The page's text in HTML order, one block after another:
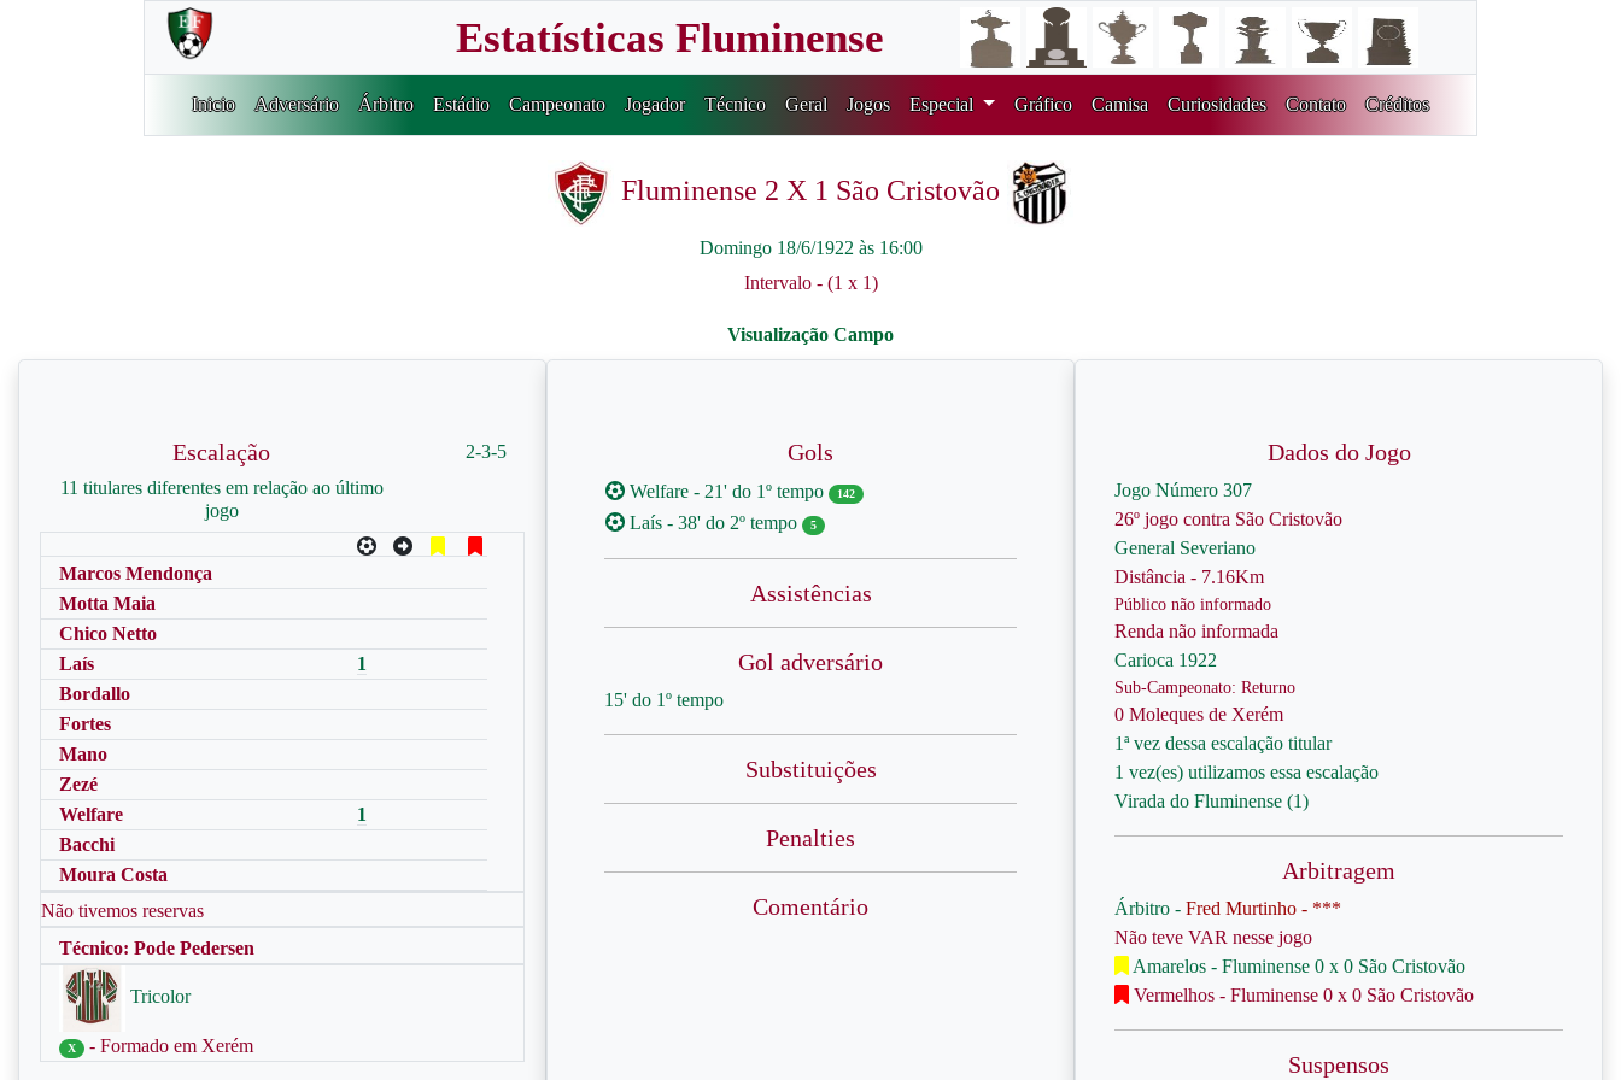
Estatísticas Fluminense
Inicio Adversário Árbitro Estádio Campeonato Jogador Técnico Geral Jogos Especial Gráfico Camisa Curiosidades Contato Créditos
Fluminense 2 X 1 São Cristovão
Domingo 18/6/1922 às 16:00
Intervalo - (1 x 1)
Escalação
11 titulares diferentes em relação ao último
jogo
2-3-5
Marcos Mendonça
Motta Maia
Chico Netto
Laís
1
Bordallo
Fortes
Mano
Zezé
Welfare
1
Bacchi
Moura Costa
Não tivemos reservas
Técnico: Pode Pedersen
Tricolor
X - Formado em Xerém
Gols
Welfare - 21' do 1º tempo 142
Laís - 38' do 2º tempo 5
Assistências
Gol adversário
15' do 1º tempo
Substituições
Penalties
Comentário
Dados do Jogo
Jogo Número 307
26º jogo contra São Cristovão
General Severiano
Distância - 7.16Km
Público não informado
Renda não informada
Carioca 1922
Sub-Campeonato: Returno
0 Moleques de Xerém
1ª vez dessa escalação titular
1 vez(es) utilizamos essa escalação
Virada do Fluminense (1)
Arbitragem
Árbitro - Fred Murtinho - ***
Não teve VAR nesse jogo
Amarelos - Fluminense 0 x 0 São Cristovão
Vermelhos - Fluminense 0 x 0 São Cristovão
Suspensos